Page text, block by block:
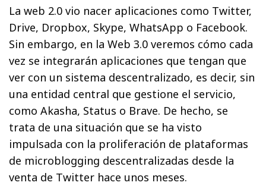
La web 2.0 vio nacer aplicaciones como Twitter,
Drive, Dropbox, Skype, WhatsApp o Facebook.
Sin embargo, en la Web 3.0 veremos cómo cada
vez se integrarán aplicaciones que tengan que
ver con un sistema descentralizado, es decir, sin
una entidad central que gestione el servicio,
como Akasha, Status o Brave. De hecho, se
trata de una situación que se ha visto
impulsada con la proliferación de plataformas
de microblogging descentralizadas desde la
venta de Twitter hace unos meses.